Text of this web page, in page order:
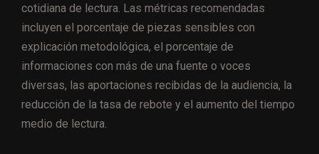
cotidiana de lectura. Las métricas recomendadas
incluyen el porcentaje de piezas sensibles con
explicación metodológica, el porcentaje de
informaciones con más de una fuente o voces
diversas, las aportaciones recibidas de la audiencia, la
reducción de la tasa de rebote y el aumento del tiempo
medio de lectura.